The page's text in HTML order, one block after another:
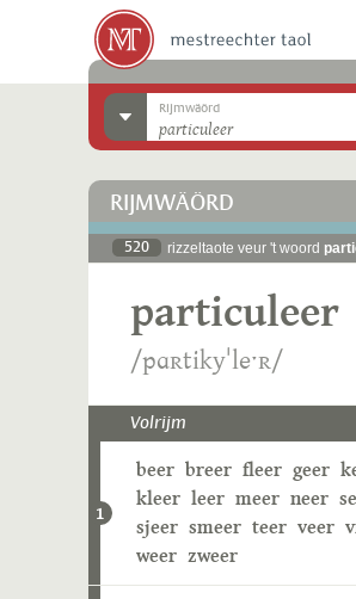
Rijmwäörd
RIJMWÄÖRD
520 rizzeltaote veur 't woord
particuleer
/pɑʀtikyˈleˑʀ/
Volrijm
1
beer breer fleer geer
kleer leer meer neer
sjeer smeer teer veer
weer zweer